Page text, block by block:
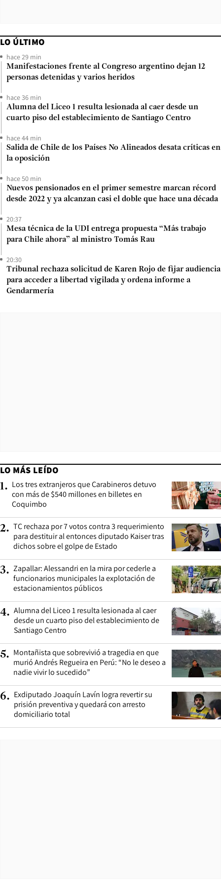
LO ÚLTIMO
hace 29 min
Manifestaciones frente al Congreso argentino dejan 12
personas detenidas y varios heridos
hace 36 min
Alumna del Liceo 1 resulta lesionada al caer desde un
cuarto piso del establecimiento de Santiago Centro
hace 44 min
Salida de Chile de los Países No Alineados desata críticas en
la oposición
hace 50 min
Nuevos pensionados en el primer semestre marcan récord
desde 2022 y ya alcanzan casi el doble que hace una década
20:37
Mesa técnica de la UDI entrega propuesta “Más trabajo
para Chile ahora” al ministro Tomás Rau
20:30
Tribunal rechaza solicitud de Karen Rojo de fijar audiencia
para acceder a libertad vigilada y ordena informe a
Gendarmería
LO MÁS LEÍDO
1. Los tres extranjeros que Carabineros detuvo
con más de $540 millones en billetes en
Coquimbo
2. TC rechaza por 7 votos contra 3 requerimiento
para destituir al entonces diputado Kaiser tras
dichos sobre el golpe de Estado
3. Zapallar: Alessandri en la mira por cederle a
funcionarios municipales la explotación de
estacionamientos públicos
4. Alumna del Liceo 1 resulta lesionada al caer
desde un cuarto piso del establecimiento de
Santiago Centro
5. Montañista que sobrevivió a tragedia en que
murió Andrés Regueira en Perú: “No le deseo a
nadie vivir lo sucedido”
6. Exdiputado Joaquín Lavín logra revertir su
prisión preventiva y quedará con arresto
domiciliario total